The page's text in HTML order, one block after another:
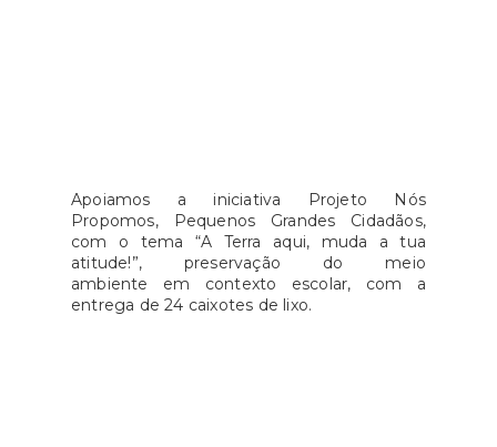
Apoiamos a iniciativa Projeto Nós
Propomos, Pequenos Grandes Cidadãos,
com o tema “A Terra aqui, muda a tua
atitude!”, preservação do meio
ambiente em contexto escolar, com a
entrega de 24 caixotes de lixo.